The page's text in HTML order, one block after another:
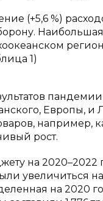
(+5,6 %)
1)
Европы,
например,
рост.
на
увеличиться на
на 2020